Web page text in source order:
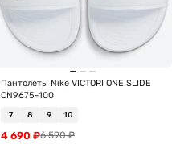
Пантолеты Nike VICTORI ONE SLIDE
CN9675-100
7 8 9 10
6 590₽
4 690 ₽